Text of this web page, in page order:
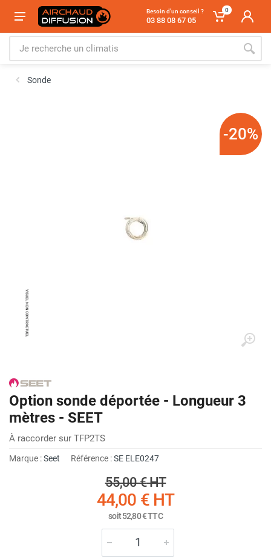
Besoin d'un conseil ?
03 88 08 67 05
0
Sonde
-20%
Option sonde déportée - Longueur 3
mètres - SEET
À raccorder sur TFP2TS
Marque :Seet Référence :SE ELE0247
55,00 €HT
44,00 €HT
soit52,80 €TTC